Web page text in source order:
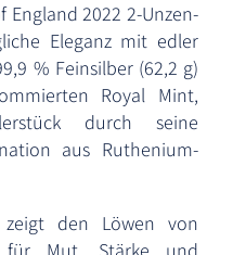
2022 2-Unzen-
Eleganz mit edler
% Feinsilber (62,2 g)
Royal Mint,
durch seine
aus Ruthenium-
zeigt den Löwen von